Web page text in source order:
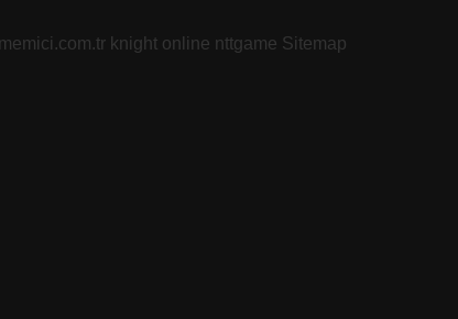
knight online nttgame Sitemap